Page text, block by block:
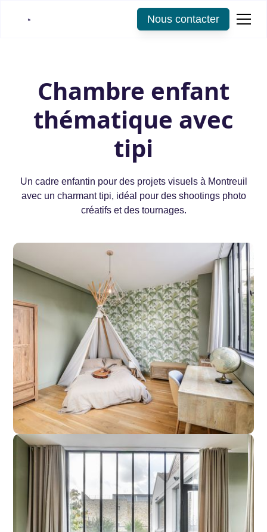
Nous contacter
Chambre enfant
thématique avec
tipi
Un cadre enfantin pour des projets visuels à Montreuil
avec un charmant tipi, idéal pour des shootings photo
créatifs et des tournages.